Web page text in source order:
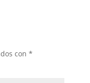
con*